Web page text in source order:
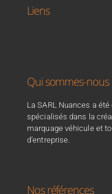
Liens
Qui sommes-nous
La SARL Nuances a
spécialisés dans la
marquage véhicule et
d’entreprise.
Nos références